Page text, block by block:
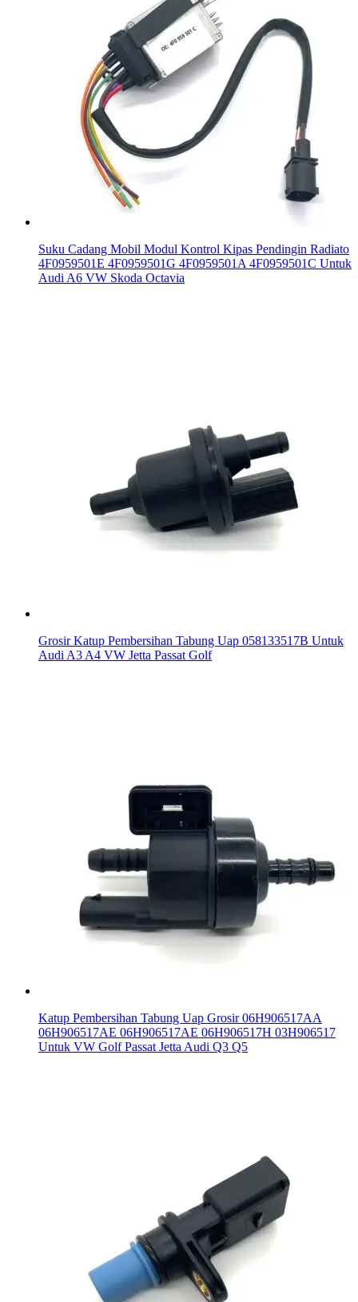
Suku Cadang Mobil Modul Kontrol Kipas Pendingin Radiato
4F0959501E 4F0959501G 4F0959501A 4F0959501C Untuk
Audi A6 VW Skoda Octavia
Grosir Katup Pembersihan Tabung Uap 058133517B Untuk
Audi A3 A4 VW Jetta Passat Golf
Katup Pembersihan Tabung Uap Grosir 06H906517AA
06H906517AE 06H906517AE 06H906517H 03H906517
Untuk VW Golf Passat Jetta Audi Q3 Q5